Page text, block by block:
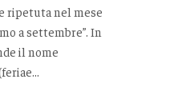
ripetuta nel mese
a settembre”. In
il nome